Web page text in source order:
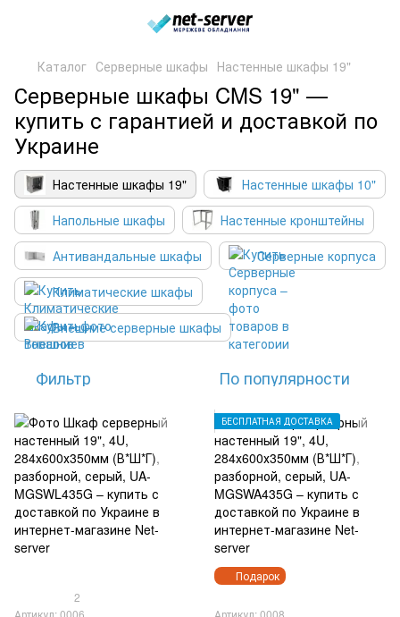
Каталог Серверные шкафы Настенные шкафы 19"
Серверные шкафы CMS 19" —
купить с гарантией и доставкой по
Украине
Настенные шкафы 19"
Настенные шкафы 10"
Напольные шкафы
Настенные кронштейны
Антивандальные шкафы
Серверные корпуса
Климатические шкафы
Внешние серверные шкафы
Фильтр По популярности
2
Артикул: 0006
Подарок
БЕСПЛАТНАЯ ДОСТАВКА
Артикул: 0008